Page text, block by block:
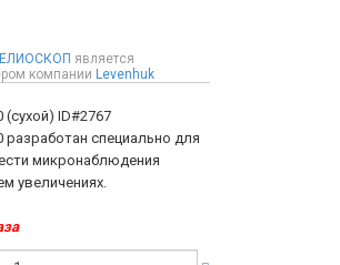
является
компании Levenhuk
(сухой) ID#2767
разработан специально для
микронаблюдения
увеличениях.